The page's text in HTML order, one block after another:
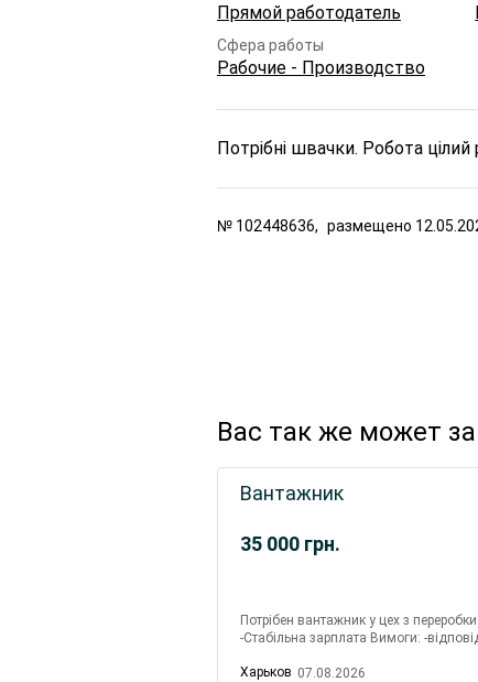
Прямой работодатель
Сфера работы
Рабочие - Производство
Потрібні швачки. Робота цілий
№ 102448636, размещено
Вас так же может
35 000 грн.
Вантажник
Потрібен вантажник у цех з
-Стабільна зарплата Вимоги: -
Харьков 07.08.2026